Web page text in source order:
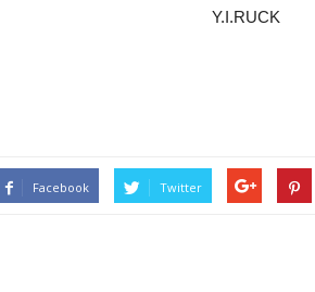
Y.I.RUCK
Facebook Twitter